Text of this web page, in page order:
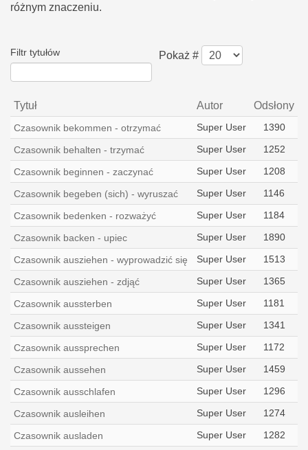
różnym znaczeniu.
Filtr tytułów Pokaż #
Tytuł Autor Odsłony
Czasownik bekommen - otrzymać Super User 1390
Czasownik behalten - trzymać Super User 1252
Czasownik beginnen - zaczynać Super User 1208
Czasownik begeben (sich) - wyruszać Super User 1146
Czasownik bedenken - rozważyć Super User 1184
Czasownik backen - upiec Super User 1890
Czasownik ausziehen - wyprowadzić się Super User 1513
Czasownik ausziehen - zdjąć Super User 1365
Czasownik aussterben Super User 1181
Czasownik aussteigen Super User 1341
Czasownik aussprechen Super User 1172
Czasownik aussehen Super User 1459
Czasownik ausschlafen Super User 1296
Czasownik ausleihen Super User 1274
Czasownik ausladen Super User 1282